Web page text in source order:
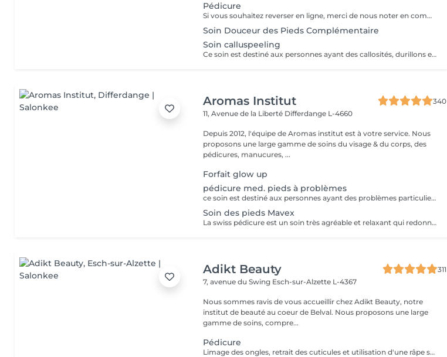
Pédicure
Si vous souhaitez reverser en ligne, merci de nous noter en commentaire si vous avez sur vos ongles du vernis classique ou du vernis semi permanent.
Soin Douceur des Pieds Complémentaire
Soin calluspeeling
Ce soin est destiné aux personnes ayant des callosités, durillons et crevasses afin de retrouver des pieds sains,doux,lisses et parfaitement hydratés. La coupe des ongles et nettoyage des peaux est compris dedans.
Aromas Institut
340
11, Avenue de la Liberté Differdange L-4660
Depuis 2012, l'équipe de Aromas institut est à votre service. Nous
proposons une large gamme de soins du visage & du corps, des
pédicures, manucures, ...
Forfait glow up
pédicure med. pieds à problèmes
ce soin est destiné aux personnes ayant des problèmes particuliers aux pieds. vernis non inclus
Soin des pieds Mavex
La swiss pédicure est un soin très agréable et relaxant qui redonne aux pieds une nouvelle douceur et une splendeur extraordinaire. Idéal pour les pieds à problèmes tels que les callosités et crevasses. Pose vernis inclus. Nous vous prions de bien vouloir respecter votre rendez-vous. En prenant rendez-vous, vous occupez une place, dont une autre personne aurait éventuellement besoin. Tout rendez-vous non annulé 24h en avance, est susceptible d'être facturé. (Si vous ne pouvez pas vous présenter à votre RDV, proposez-le éventuellement à un proche ou à un ami) Toute l'équipe de Aromas Institut vous remercie pour votre respect et votre compréhension.
Adikt Beauty
311
7, avenue du Swing Esch-sur-Alzette L-4367
Nous sommes ravis de vous accueillir chez Adikt Beauty, notre
institut de beauté au coeur de Belval. Nous proposons une large
gamme de soins, compre...
Pédicure
Limage des ongles, retrait des cuticules et utilisation d'une râpe spécifique pour éliminer les callosités